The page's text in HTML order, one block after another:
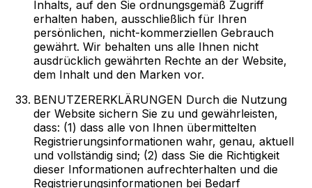
Inhalts, auf den Sie ordnungsgemäß Zugriff
erhalten haben, ausschließlich für Ihren
persönlichen, nicht-kommerziellen Gebrauch
gewährt. Wir behalten uns alle Ihnen nicht
ausdrücklich gewährten Rechte an der Website,
dem Inhalt und den Marken vor.
BENUTZERERKLÄRUNGEN Durch die Nutzung
der Website sichern Sie zu und gewährleisten,
dass: (1) dass alle von Ihnen übermittelten
Registrierungsinformationen wahr, genau, aktuell
und vollständig sind; (2) dass Sie die Richtigkeit
dieser Informationen aufrechterhalten und die
Registrierungsinformationen bei Bedarf